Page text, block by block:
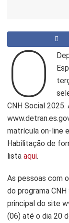
O
CNH Social
matrícula on-line
Habilitação de
lista aqui.
As pessoas com
do programa
principal do site
(06) até o dia 20